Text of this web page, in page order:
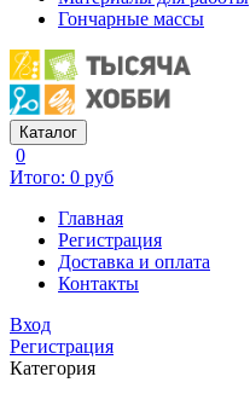
Гончарные массы
Каталог
0
Итого: 0 руб
Главная
Регистрация
Доставка и оплата
Контакты
Вход
Регистрация
Категория